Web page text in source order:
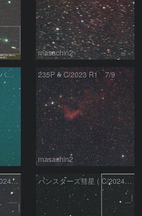
masachin2
7月10日のC/2023 R1（パンスターズ彗星） 235P & C/2023 R1 7/9
masachin2
パンスターズ彗星 ( C/2024R4 )：2026/06/28 パンスターズ彗星 ( C/2024G4 )の予報位置：2026/06/23